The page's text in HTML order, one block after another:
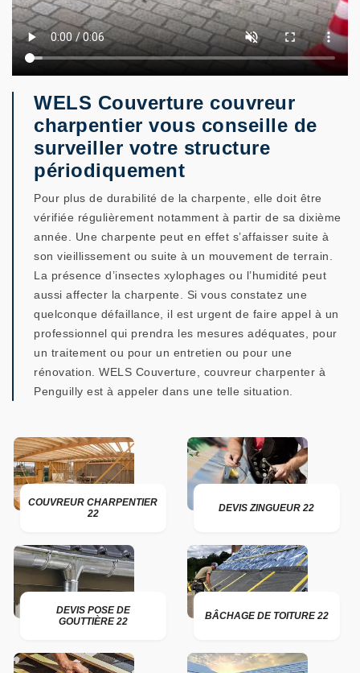
WELS Couverture couvreur
charpentier vous conseille de
surveiller votre structure
périodiquement
Pour plus de durabilité de la charpente, elle doit être
vérifiée régulièrement notamment à partir de sa dixième
année. Une charpente peut en effet s’affaisser suite à
son vieillissement ou suite à un mouvement de terrain.
La présence d’insectes xylophages ou l’humidité peut
aussi affecter la charpente. Si vous constatez une
quelconque défaillance, il est urgent de faire appel à un
professionnel qui prendra les mesures adéquates, pour
un traitement ou pour un entretien ou pour une
rénovation. WELS Couverture, couvreur charpenter à
Penguilly est à appeler dans une telle situation.
COUVREUR CHARPENTIER
22
DEVIS ZINGUEUR 22
DEVIS POSE DE
GOUTTIÈRE 22
BÂCHAGE DE TOITURE 22